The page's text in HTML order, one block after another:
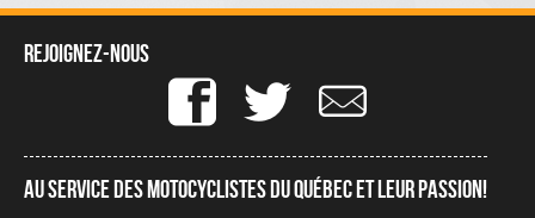
Rejoignez-nous
Au service des motocyclistes du québec et leur passion!